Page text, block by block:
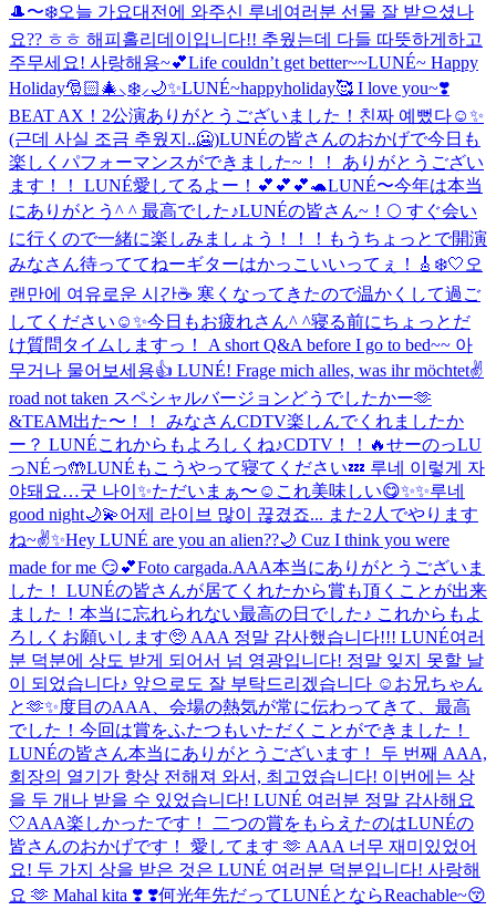
🎩〜❄️오늘 가요대전에 와주신 루네여러분 선물 잘 받으셨나
요?? ㅎㅎ 해피홀리데이입니다!! 추웠는데 다들 따뜻하게하고
주무세요! 사랑해용~💕Life couldn’t get better~~LUNÉ~ Happy
Holiday🎅🏻🎄⸜❄️⸝🌙✨LUNÉ~happyholiday🥰 I love you~❣️
BEAT AX！2公演ありがとうございました！ 친짜 예뻤다☺️✨
(근데 사실 조금 추웠지..🥶)LUNÉの皆さんのおかげで今日も
楽しくパフォーマンスができました~！！ ありがとうござい
ます！！ LUNÉ愛してるよー！💕💕💕🐢LUNÉ〜今年は本当
にありがとう^ ^ 最高でした♪LUNÉの皆さん~！🌕 すぐ会い
に行くので一緒に楽しみましょう！！！ もうちょっとで開演
みなさん待っててねーギターはかっこいいってぇ！🎸 ❄️🤍 오
랜만에 여유로운 시간☕️ 寒くなってきたので温かくして過ご
してください☺️✨今日もお疲れさん^ ^寝る前にちょっとだ
け質問タイムしますっ！ A short Q&A before I go to bed~~ 아
무거나 물어보세용👍 LUNÉ! Frage mich alles, was ihr möchtet✌️
road not taken スペシャルバージョンどうでしたかー🫶
&TEAM出た〜！！ みなさんCDTV楽しんでくれましたか
ー？ LUNÉこれからもよろしくね♪CDTV！！🔥せーのっLU
っNÉっ🤲LUNÉもこうやって寝てください💤 루네 이렇게 자
야돼요…굿 나이✨ただいまぁ〜☺️ これ美味しい😋✨✨루네
good night🌙💫어제 라이브 많이 끊겼죠... また2人でやります
ね~✌️✨Hey LUNÉ are you an alien??🌙 Cuz I think you were
made for me 😏💕Foto cargada.AAA本当にありがとうございま
した！ LUNÉの皆さんが居てくれたから賞も頂くことが出来
ました！本当に忘れられない最高の日でした♪ これからもよ
ろしくお願いします🥺 AAA 정말 감사했습니다!!! LUNÉ여러
분 덕분에 상도 받게 되어서 넘 영광입니다! 정말 잊지 못할 날
이 되었습니다♪ 앞으로도 잘 부탁드리겠습니다 ☺️ お兄ちゃん
と🫶✨度目のAAA、会場の熱気が常に伝わってきて、最高
でした！今回は賞をふたつもいただくことができました！
LUNÉの皆さん本当にありがとうございます！ 두 번째 AAA,
회장의 열기가 항상 전해져 와서, 최고였습니다! 이번에는 상
을 두 개나 받을 수 있었습니다! LUNÉ 여러분 정말 감사해요
🤍AAA楽しかったです！ 二つの賞をもらえたのはLUNÉの
皆さんのおかげです！ 愛してます 🫶 AAA 너무 재미있었어
요! 두 가지 상을 받은 것은 LUNÉ 여러분 덕분입니다! 사랑해
요 🫶 Mahal kita ❣️ ❣️何光年先だってLUNÉとならReachable~😚